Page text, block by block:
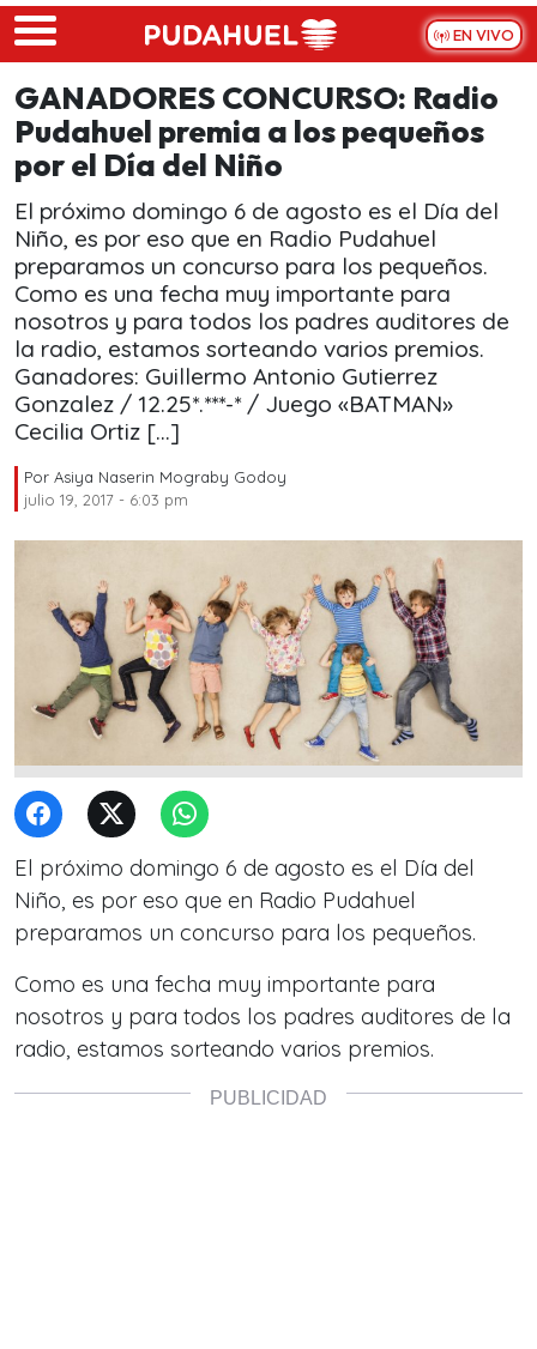
Skip to main content
EN VIVO
GANADORES CONCURSO: Radio
Pudahuel premia a los pequeños
por el Día del Niño
El próximo domingo 6 de agosto es el Día del
Niño, es por eso que en Radio Pudahuel
preparamos un concurso para los pequeños.
Como es una fecha muy importante para
nosotros y para todos los padres auditores de
la radio, estamos sorteando varios premios.
Ganadores: Guillermo Antonio Gutierrez
Gonzalez / 12.25*.***-* / Juego «BATMAN»
Cecilia Ortiz […]
Por Asiya Naserin Mograby Godoy
julio 19, 2017 - 6:03 pm
El próximo domingo 6 de agosto es el Día del
Niño, es por eso que en Radio Pudahuel
preparamos un concurso para los pequeños.
Como es una fecha muy importante para
nosotros y para todos los padres auditores de la
radio, estamos sorteando varios premios.